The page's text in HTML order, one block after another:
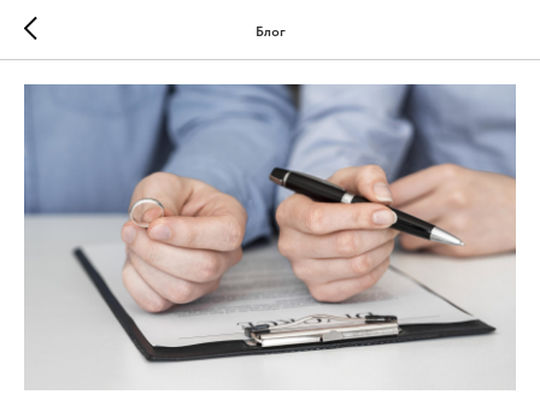
Блог